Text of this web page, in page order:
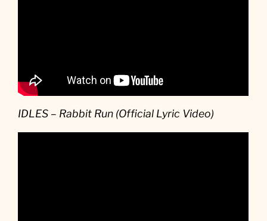
IDLES – Rabbit Run (Official Lyric Video)